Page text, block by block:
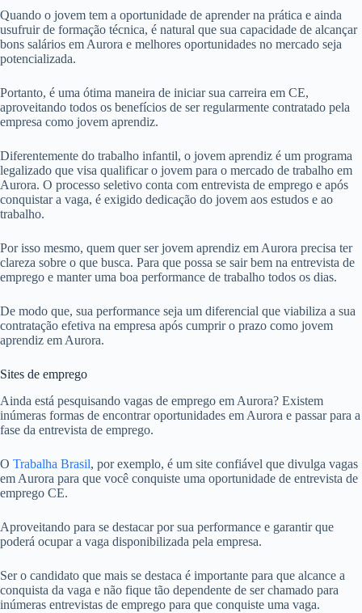
Quando o jovem tem a oportunidade de aprender na prática e ainda
usufruir de formação técnica, é natural que sua capacidade de alcançar
bons salários em Aurora e melhores oportunidades no mercado seja
potencializada.
Portanto, é uma ótima maneira de iniciar sua carreira em CE,
aproveitando todos os benefícios de ser regularmente contratado pela
empresa como jovem aprendiz.
Diferentemente do trabalho infantil, o jovem aprendiz é um programa
legalizado que visa qualificar o jovem para o mercado de trabalho em
Aurora. O processo seletivo conta com entrevista de emprego e após
conquistar a vaga, é exigido dedicação do jovem aos estudos e ao
trabalho.
Por isso mesmo, quem quer ser jovem aprendiz em Aurora precisa ter
clareza sobre o que busca. Para que possa se sair bem na entrevista de
emprego e manter uma boa performance de trabalho todos os dias.
De modo que, sua performance seja um diferencial que viabiliza a sua
contratação efetiva na empresa após cumprir o prazo como jovem
aprendiz em Aurora.
Sites de emprego
Ainda está pesquisando vagas de emprego em Aurora? Existem
inúmeras formas de encontrar oportunidades em Aurora e passar para a
fase da entrevista de emprego.
O Trabalha Brasil, por exemplo, é um site confiável que divulga vagas
em Aurora para que você conquiste uma oportunidade de entrevista de
emprego CE.
Aproveitando para se destacar por sua performance e garantir que
poderá ocupar a vaga disponibilizada pela empresa.
Ser o candidato que mais se destaca é importante para que alcance a
conquista da vaga e não fique tão dependente de ser chamado para
inúmeras entrevistas de emprego para que conquiste uma vaga.